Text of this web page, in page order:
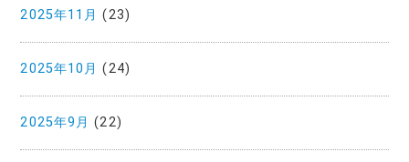
2025年11月 (23)
2025年10月 (24)
2025年9月 (22)